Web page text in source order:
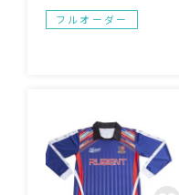
躍のウェアです。生地カラ
ーから加工までオリジナル
フルオーダー